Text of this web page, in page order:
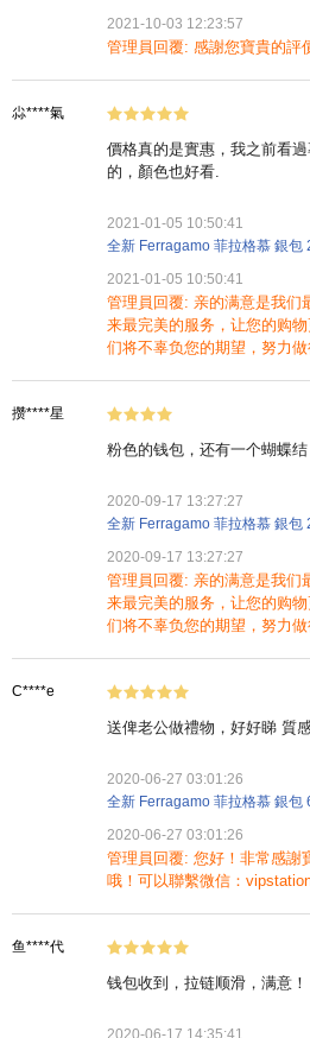
2021-10-03 12:23:57
管理員回覆: 感謝您寶貴的評
尛****氣
價格真的是實惠，我之前看
的，顏色也好看.
2021-01-05 10:50:41
全新 Ferragamo 菲拉格慕 銀包
2021-01-05 10:50:41
管理員回覆: 亲的满意是我们
来最完美的服务，让您的购
们将不辜负您的期望，努力
攒****星
粉色的钱包，还有一个蝴蝶
2020-09-17 13:27:27
全新 Ferragamo 菲拉格慕 銀包
2020-09-17 13:27:27
管理員回覆: 亲的满意是我们
来最完美的服务，让您的购
们将不辜负您的期望，努力
C****e
送俾老公做禮物，好好睇 質
2020-06-27 03:01:26
全新 Ferragamo 菲拉格慕 銀包
2020-06-27 03:01:26
管理員回覆: 您好！非常感謝
哦！可以聯繫微信：
鱼****代
钱包收到，拉链顺滑，满意！
2020-06-17 14:35:41